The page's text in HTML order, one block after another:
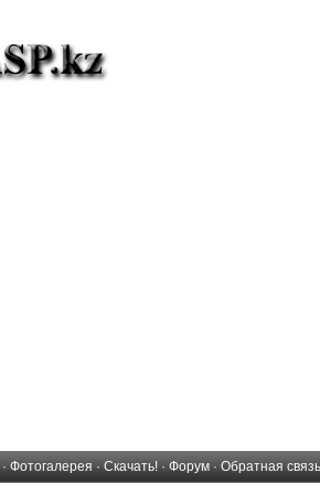
· Фотогалерея · Скачать! · Форум · Обратная связь